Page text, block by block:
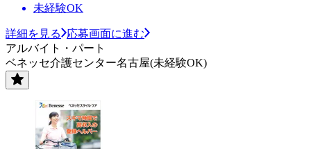
未経験OK
詳細を見る
応募画面に進む
アルバイト・パート
ベネッセ介護センター名古屋(未経験OK)